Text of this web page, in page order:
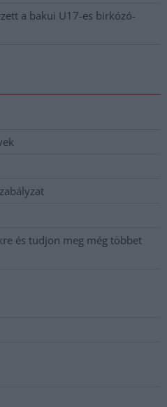
a bakui U17-es birkózó-
és tudjon meg még többet